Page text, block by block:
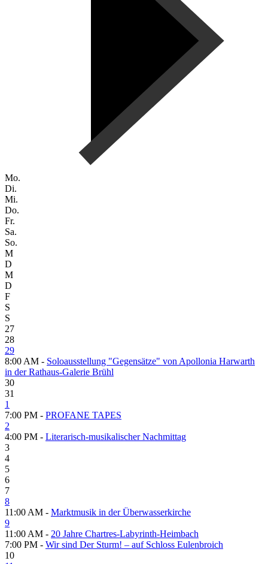
Mo.
Di.
Mi.
Do.
Fr.
Sa.
So.
M
D
M
D
F
S
S
27
28
29
8:00 AM - Soloausstellung "Gegensätze" von Apollonia Harwarth
in der Rathaus-Galerie Brühl
30
31
1
7:00 PM - PROFANE TAPES
2
4:00 PM - Literarisch-musikalischer Nachmittag
3
4
5
6
7
8
11:00 AM - Marktmusik in der Überwasserkirche
9
11:00 AM - 20 Jahre Chartres-Labyrinth-Heimbach
7:00 PM - Wir sind Der Sturm! – auf Schloss Eulenbroich
10